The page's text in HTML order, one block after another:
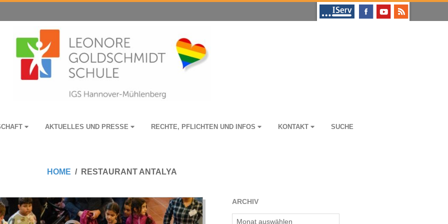
AKTU­EL­LES UND PRESSE RECHTE, PFLICH­TEN UND INFOS KON­TAKT SUCHE
HOME RESTAURANT ANTALYA
ARCHIV
Archiv